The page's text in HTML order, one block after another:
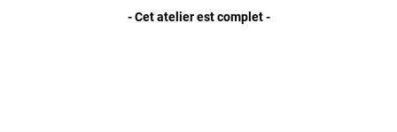
- Cet atelier est complet -